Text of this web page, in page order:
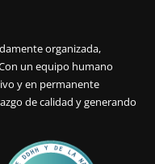
organizada,
un equipo humano
y en permanente
de calidad y generando